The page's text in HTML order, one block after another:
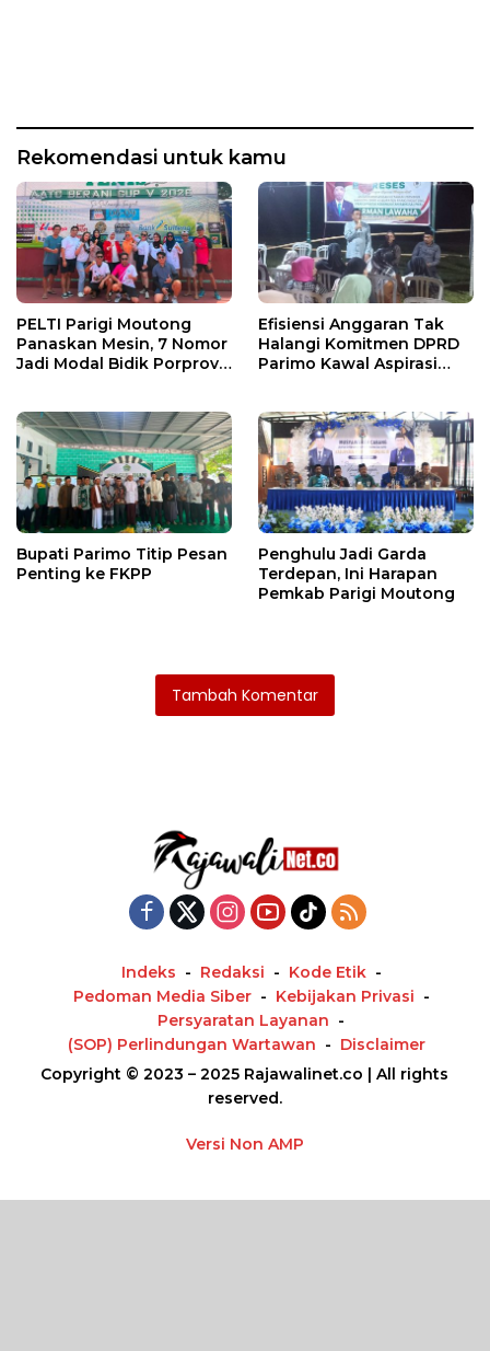
Rekomendasi untuk kamu
PELTI Parigi Moutong
Panaskan Mesin, 7 Nomor
Jadi Modal Bidik Porprov
Efisiensi Anggaran Tak
Halangi Komitmen DPRD
Parimo Kawal Aspirasi
Bupati Parimo Titip Pesan
Penting ke FKPP
Penghulu Jadi Garda
Terdepan, Ini Harapan
Pemkab Parigi Moutong
Tambah Komentar
Indeks Redaksi
Kode Etik
Pedoman Media Siber
Kebijakan Privasi
Persyaratan Layanan
(SOP) Perlindungan Wartawan
Disclaimer
Copyright © 2023 – 2025 Rajawalinet.co | All rights
reserved.
Versi Non AMP